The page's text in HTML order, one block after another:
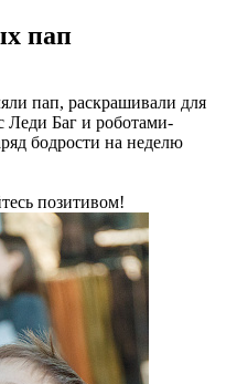
пап
пап, раскрашивали для
Леди Баг и роботами-
бодрости на неделю
позитивом!